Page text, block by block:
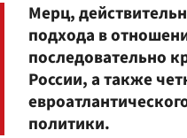
Мерц,
подхода в
последовательно
России, а также
политики.